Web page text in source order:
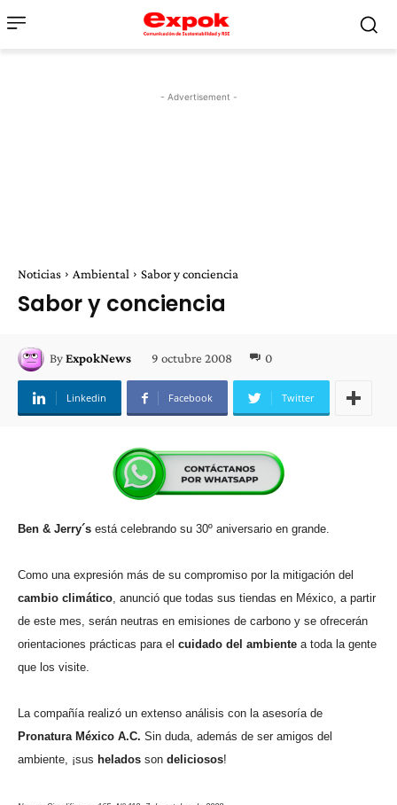
- Advertisement -
Noticias Ambiental Sabor y conciencia
Sabor y conciencia
ByExpokNews 9 octubre 2008 0
Linkedin Facebook Twitter
Ben & Jerry´s está celebrando su 30º aniversario en grande.
Como una expresión más de su compromiso por la mitigación del
cambio climático, anunció que todas sus tiendas en México, a partir
de este mes, serán neutras en emisiones de carbono y se ofrecerán
orientaciones prácticas para el cuidado del ambiente a toda la gente
que los visite.
La compañía realizó un extenso análisis con la asesoría de
Pronatura México A.C. Sin duda, además de ser amigos del
ambiente, ¡sus helados son deliciosos!